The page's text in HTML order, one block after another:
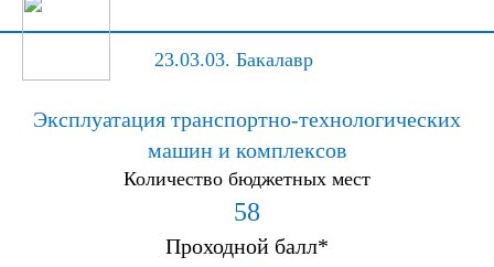
23.03.03. Бакалавр
Эксплуатация транспортно-технологических
машин и комплексов
Количество бюджетных мест
58
Проходной балл*